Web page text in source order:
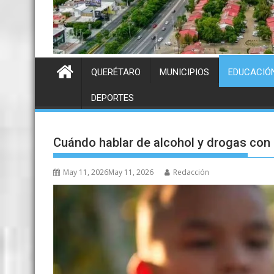
QUERÉTARO MUNICIPIOS
DEPORTES
Cuándo hablar de alcohol y drogas
May 11, 2026May 11, 2026 Redacción